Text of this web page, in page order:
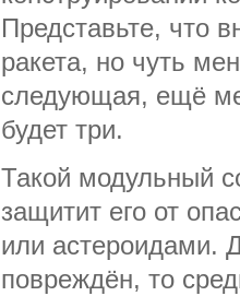
Представьте, что
ракета, но чуть
следующая, ещё
будет три.
Такой модульный
защитит его от
или астероидами.
повреждён, то